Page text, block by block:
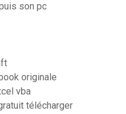
son pc
originale
vba
télécharger